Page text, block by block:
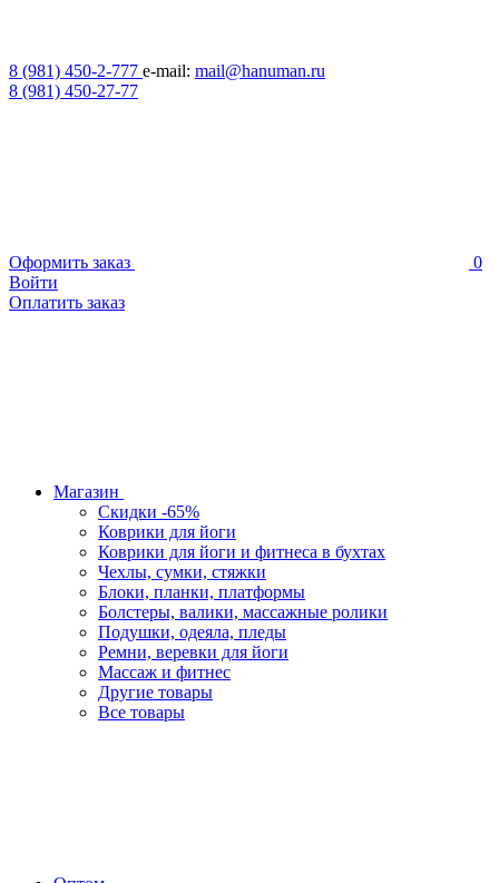
8 (981) 450-2-777 e-mail: mail@hanuman.ru
8 (981) 450-27-77
Оформить заказ
0
Войти
Оплатить заказ
Магазин
Скидки -65%
Коврики для йоги
Коврики для йоги и фитнеса в бухтах
Чехлы, сумки, стяжки
Блоки, планки, платформы
Болстеры, валики, массажные ролики
Подушки, одеяла, пледы
Ремни, веревки для йоги
Массаж и фитнес
Другие товары
Все товары